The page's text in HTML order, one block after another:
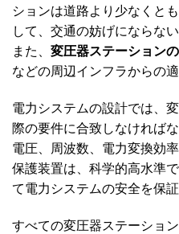
ションは道路より少なくと
して、交通の妨げにならな
また、 変圧器ステーション
などの周辺インフラからの
電力システムの設計では、
際の要件に合致しなければ
電圧、周波数、電力変換効
保護装置は、科学的高水準
て電力システムの安全を保証
すべての変圧器ステーショ